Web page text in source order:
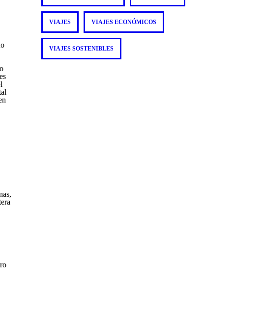
VIAJES VIAJES ECONÓMICOS
VIAJES SOSTENIBLES